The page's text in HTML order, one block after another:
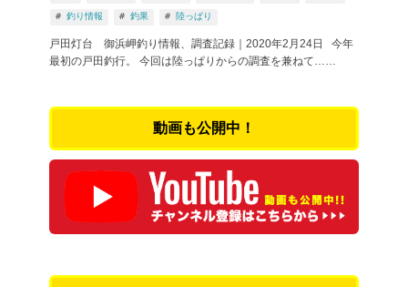
釣り情報 釣果 陸っぱり
戸田灯台 御浜岬釣り情報、調査記録｜2020年2月24日 今年
最初の戸田釣行。 今回は陸っぱりからの調査を兼ねて……
動画も公開中！